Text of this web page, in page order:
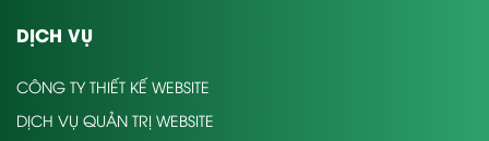
DỊCH VỤ
CÔNG TY THIẾT KẾ WEBSITE
DỊCH VỤ QUẢN TRỊ WEBSITE